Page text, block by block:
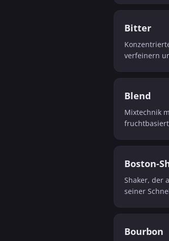
Bitter
verfeinern
Blend
Mixtechnik
Boston-
Shaker, der
seiner
Bourbon